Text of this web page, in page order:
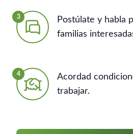
3
Postúlate y habla
familias
4
Acordad
trabajar.